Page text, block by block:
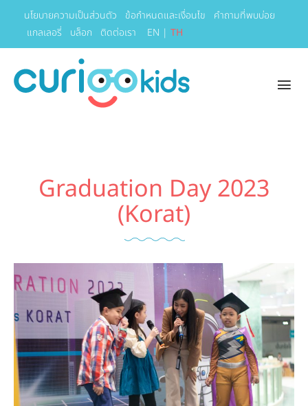
นโยบายความเป็นส่วนตัว ข้อกำหนดและเงื่อนไข
คำถามที่พบบ่อย
แกลเลอรี่
บล็อก ติดต่อเรา EN | TH
Graduation Day 2023
(Korat)